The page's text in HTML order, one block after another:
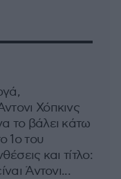
Χόπκινς
το βάλει κάτω
1ο του
και τίτλο:
Άντονι...